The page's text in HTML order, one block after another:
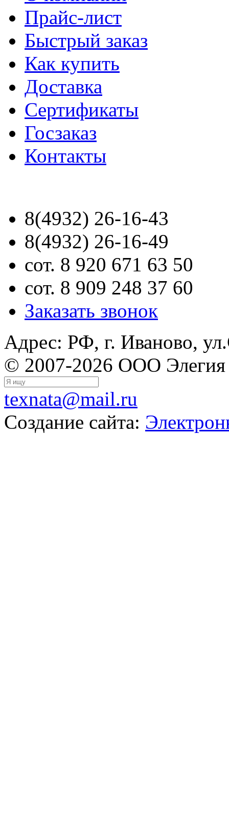
Прайс-лист
Быстрый заказ
Как купить
Доставка
Сертификаты
Госзаказ
Контакты
8(4932) 26-16-43
8(4932) 26-16-49
сот. 8 920 671 63 50
сот. 8 909 248 37 60
Заказать звонок
Адрес: РФ, г. Иваново,
© 2007-2026 ООО Элегия
texnata@mail.ru
Создание сайта: